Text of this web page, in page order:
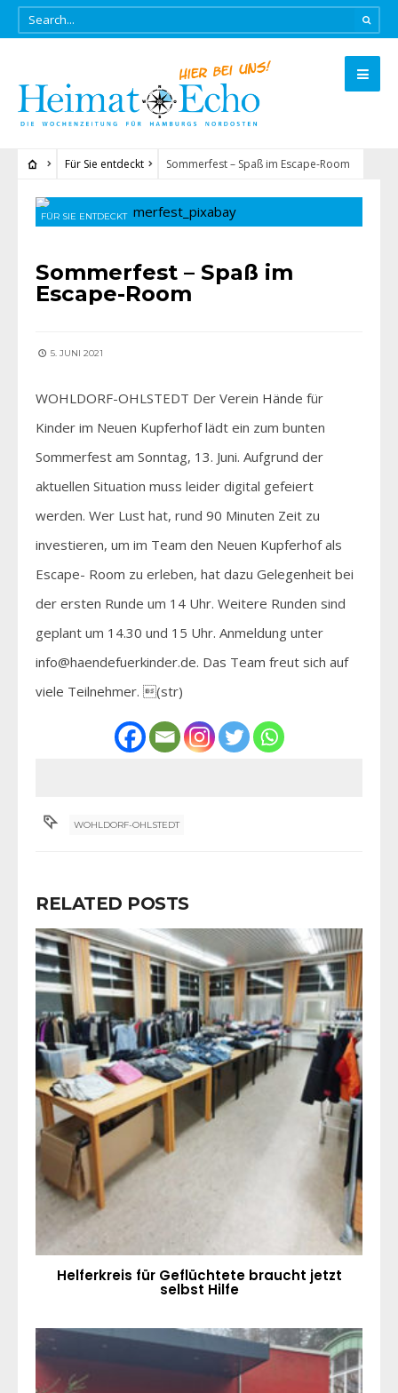
Für Sie entdeckt Sommerfest – Spaß im Escape-Room
FÜR SIE ENTDECKT
Sommerfest – Spaß im
Escape-Room
5. JUNI 2021
WOHLDORF-OHLSTEDT Der Verein Hände für
Kinder im Neuen Kupferhof lädt ein zum bunten
Sommerfest am Sonntag, 13. Juni. Aufgrund der
aktuellen Situation muss leider digital gefeiert
werden. Wer Lust hat, rund 90 Minuten Zeit zu
investieren, um im Team den Neuen Kupferhof als
Escape- Room zu erleben, hat dazu Gelegenheit bei
der ersten Runde um 14 Uhr. Weitere Runden sind
geplant um 14.30 und 15 Uhr. Anmeldung unter
info@haendefuerkinder.de. Das Team freut sich auf
viele Teilnehmer. (str)
WOHLDORF-OHLSTEDT
RELATED POSTS
Helferkreis für Geflüchtete braucht jetzt
selbst Hilfe